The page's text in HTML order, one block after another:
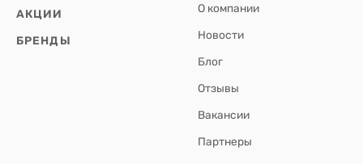
АКЦИИ
БРЕНДЫ
О компании
Новости
Блог
Отзывы
Вакансии
Партнеры